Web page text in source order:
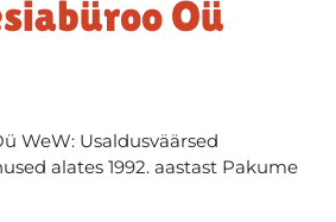
Oü
WeW: Usaldusväärsed
alates 1992. aastast Pakume